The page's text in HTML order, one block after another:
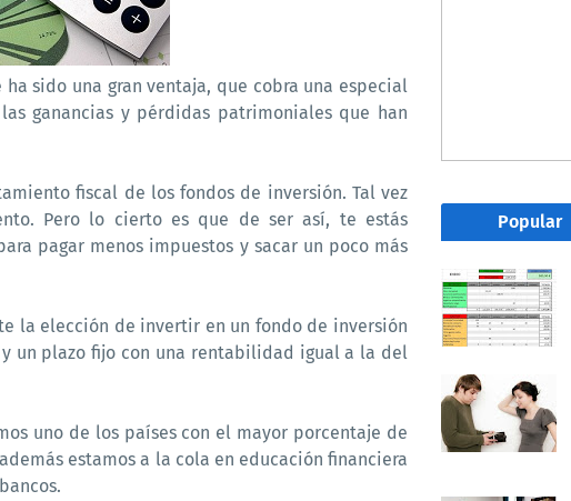
ha sido una gran ventaja, que cobra una especial
ganancias y pérdidas patrimoniales que han
fiscal de los fondos de inversión. Tal vez
Pero lo cierto es que de ser así, te estás
pagar menos impuestos y sacar un poco más
la elección de invertir en un fondo de inversión
un plazo fijo con una rentabilidad igual a la del
uno de los países con el mayor porcentaje de
estamos a la cola en educación financiera
Popular